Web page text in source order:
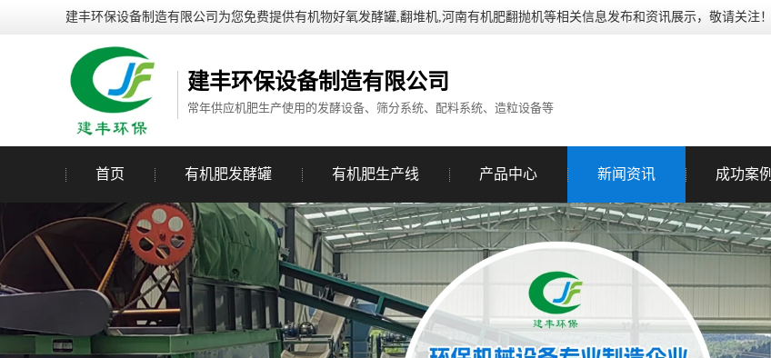
建丰环保设备制造有限公司为您免费提供有机物好氧发酵罐,翻堆机,河南有机肥翻抛机等相关信息发布和资讯展示，敬请关注！
建丰环保设备制造有限公司
常年供应机肥生产使用的发酵设备、筛分系统、配料系统、造粒设备等
首页 有机肥发酵罐 有机肥生产线 产品中心 新闻资讯 成功案例